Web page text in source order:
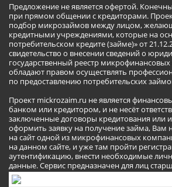
Предложение не является офертой.
при прямом общении с кредиторами.
подбор микрозаймов между лицом,
кредитными учреждениями, которые на
потребительском кредите (займе)» от
свидетельство о внесении сведений о
государственный реестр
обладают правом осуществлять
по предоставлению потребительских
Проект mickrozaim.ru не является
банком или кредитором, и не несёт
заключенные договоры кредитования или
оформить заявку на получение займа, Вам
на сайт одной из микрофинансовых
на данном сайте, и уже там пройти
аутентификацию, внести необходимые
данные. Сервис предназначен для лиц